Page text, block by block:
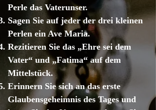
Perle das Vaterunser.
Sagen Sie auf jeder der drei kleinen
Perlen ein Ave Maria.
Rezitieren Sie das „Ehre sei dem
Vater“ und „Fatima“ auf dem
Mittelstück.
Erinnern Sie sich an das erste
Glaubensgeheimnis des Tages und